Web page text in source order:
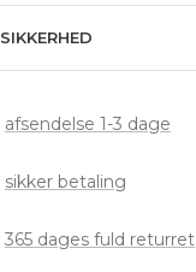
SIKKERHED
afsendelse 1-3 dage
sikker betaling
365 dages fuld returret